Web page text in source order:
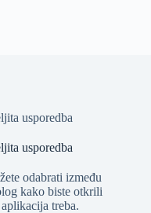
usporedba
usporedba
odabrati između
kako biste otkrili
treba.